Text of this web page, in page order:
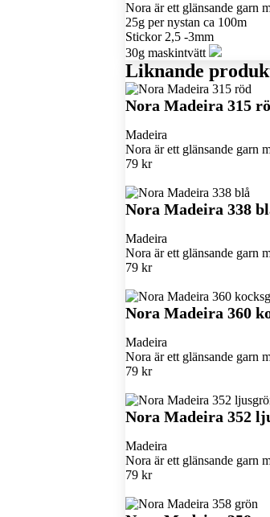
Nora är ett glänsande garn
25g per nystan ca 100m
Stickor 2,5 -3mm
30g maskintvätt
Liknande
Nora Madeira 315
Madeira
Nora är ett glänsande garn
79 kr
Nora Madeira 338
Madeira
Nora är ett glänsande garn
79 kr
Nora Madeira 360
Madeira
Nora är ett glänsande garn
79 kr
Nora Madeira 352
Madeira
Nora är ett glänsande garn
79 kr